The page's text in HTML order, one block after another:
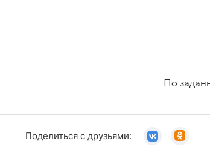
По
Поделиться с друзьями: